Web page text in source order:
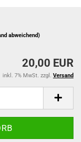
abweichend)
20,00 EUR
inkl. 7% MwSt. zzgl. Versand